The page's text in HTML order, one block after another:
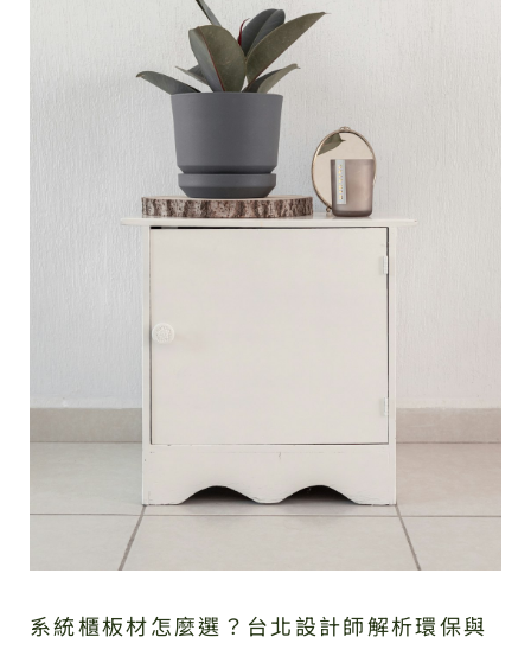
系統櫃板材怎麼選？台北設計師解析環保與